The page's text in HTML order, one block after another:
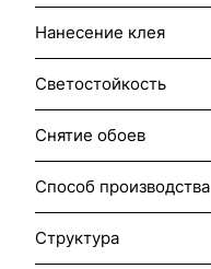
Нанесение клея
Светостойкость
Снятие обоев
Способ производства
Структура